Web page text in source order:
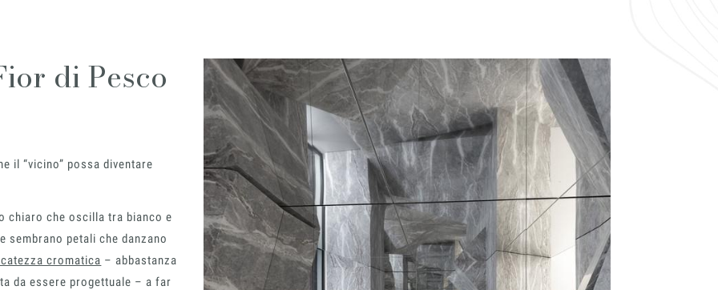
di Pesco
il “vicino” possa diventare
chiaro che oscilla tra bianco e
sembrano petali che danzano
cromatica – abbastanza
da essere progettuale – a far